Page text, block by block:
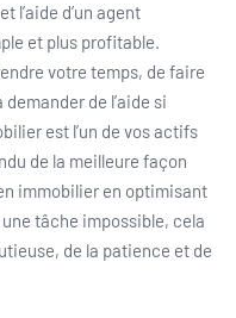
l’aide d’un agent
et plus profitable.
votre temps, de faire
de l’aide si
est l’un de vos actifs
de la meilleure façon
immobilier en optimisant
tâche impossible, cela
de la patience et de